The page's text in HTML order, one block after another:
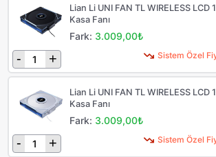
Sistem Özel
Lian Li UNI FAN TL WIRELESS LCD
Kasa Fanı
Fark: 3.009,00₺
- +
Sistem Özel
Lian Li UNI FAN TL WIRELESS LCD
Kasa Fanı
Fark: 3.009,00₺
- +